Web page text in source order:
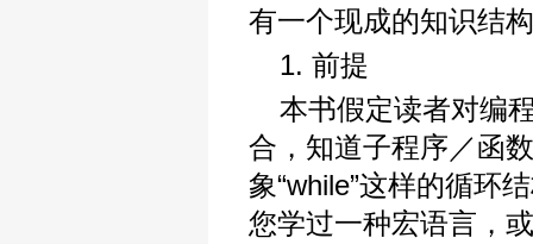
有一个现成的知识结
1. 前提
本书假定读者对编
合，知道子程序／函
象“while”这样的循环
您学过一种宏语言，